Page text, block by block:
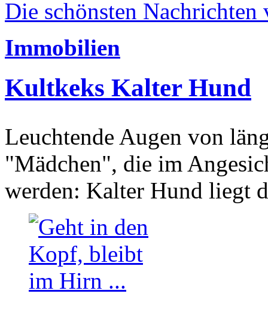
Die schönsten Nachrichten
Immobilien
Kultkeks Kalter Hund
Leuchtende Augen von
"Mädchen", die im
werden: Kalter Hund liegt